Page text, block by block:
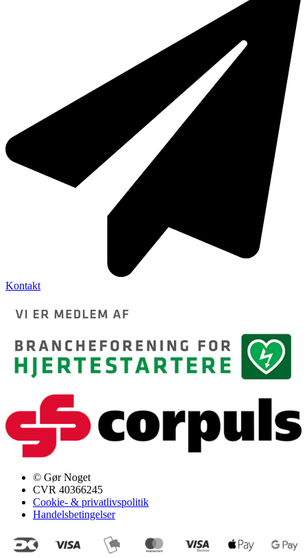
Kontakt
© Gør Noget
CVR 40366245
Cookie- & privatlivspolitik
Handelsbetingelser